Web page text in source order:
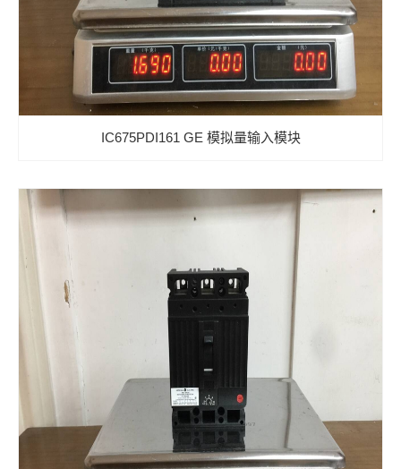
IC675PDI161 GE 模拟量输入模块